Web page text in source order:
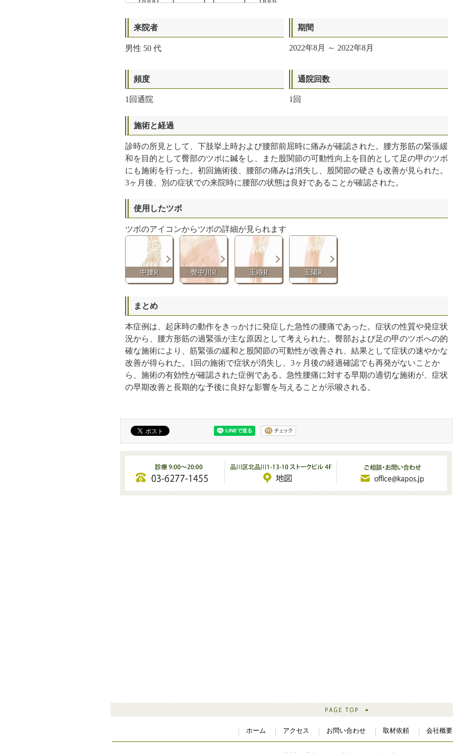
来院者
男性 50 代
期間
2022年8月 ～ 2022年8月
頻度
1回通院
通院回数
1回
施術と経過
診時の所見として、下肢挙上時および腰部前屈時に痛みが確認された。腰方形筋の緊張緩
和を目的として臀部のツボに鍼をし、また股関節の可動性向上を目的として足の甲のツボ
にも施術を行った。初回施術後、腰部の痛みは消失し、股関節の硬さも改善が見られた。
3ヶ月後、別の症状での来院時に腰部の状態は良好であることが確認された。
使用したツボ
ツボのアイコンからツボの詳細が見られます
中腰R 臀中川R 玉竧R 玉陽R
まとめ
本症例は、起床時の動作をきっかけに発症した急性の腰痛であった。症状の性質や発症状
況から、腰方形筋の過緊張が主な原因として考えられた。臀部および足の甲のツボへの的
確な施術により、筋緊張の緩和と股関節の可動性が改善され、結果として症状の速やかな
改善が得られた。1回の施術で症状が消失し、3ヶ月後の経過確認でも再発がないことか
ら、施術の有効性が確認された症例である。急性腰痛に対する早期の適切な施術が、症状
の早期改善と長期的な予後に良好な影響を与えることが示唆される。
ホーム アクセス お問い合わせ 取材依頼 会社概要